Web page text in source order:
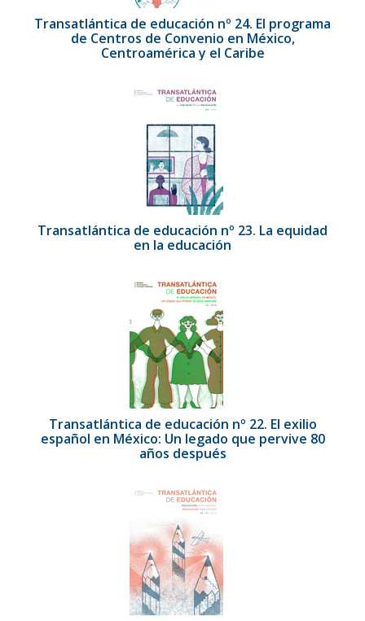
Transatlántica de educación nº 24. El programa
de Centros de Convenio en México,
Centroamérica y el Caribe
Transatlántica de educación nº 23. La equidad
en la educación
Transatlántica de educación nº 22. El exilio
español en México: Un legado que pervive 80
años después